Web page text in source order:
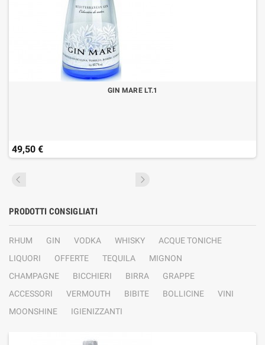
GIN MARE LT.1
49,50 €
PRODOTTI CONSIGLIATI
RHUM GIN VODKA WHISKY
ACQUE TONICHE
LIQUORI
OFFERTE TEQUILA
MIGNON
CHAMPAGNE
BICCHIERI BIRRA
GRAPPE
ACCESSORI
VERMOUTH BIBITE BOLLICINE
VINI
MOONSHINE
IGIENIZZANTI